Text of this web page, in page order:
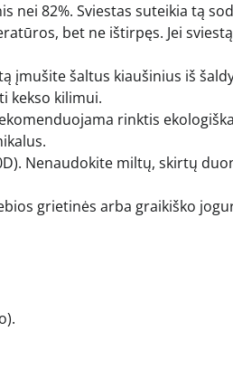
nei 82%. Sviestas suteikia tą
bet ne ištirpęs. Jei sviestą
įmušite šaltus kiaušinius iš
kekso kilimui.
rinktis
Nenaudokite miltų, skirtų
grietinės arba graikiško